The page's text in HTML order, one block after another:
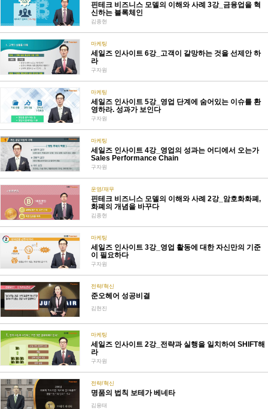
핀테크 비즈니스 모델의 이해와 사례 3강_금융업을 혁
신하는 블록체인
김종현
마케팅
세일즈 인사이트 6강_고객이 갈망하는 것을 선제안 하
라
구자원
마케팅
세일즈 인사이트 5강_영업 단계에 숨어있는 이슈를 환
영하라. 성과가 보인다
구자원
마케팅
세일즈 인사이트 4강_영업의 성과는 어디에서 오는가
Sales Performance Chain
구자원
운영/재무
핀테크 비즈니스 모델의 이해와 사례 2강_암호화화폐,
화폐의 개념을 바꾸다
김종현
마케팅
세일즈 인사이트 3강_영업 활동에 대한 자신만의 기준
이 필요하다
구자원
전략/혁신
준오헤어 성공비결
김현진
마케팅
세일즈 인사이트 2강_전략과 실행을 일치하여 SHIFT해
라
구자원
전략/혁신
명품의 법칙 보테가 베네타
김용태